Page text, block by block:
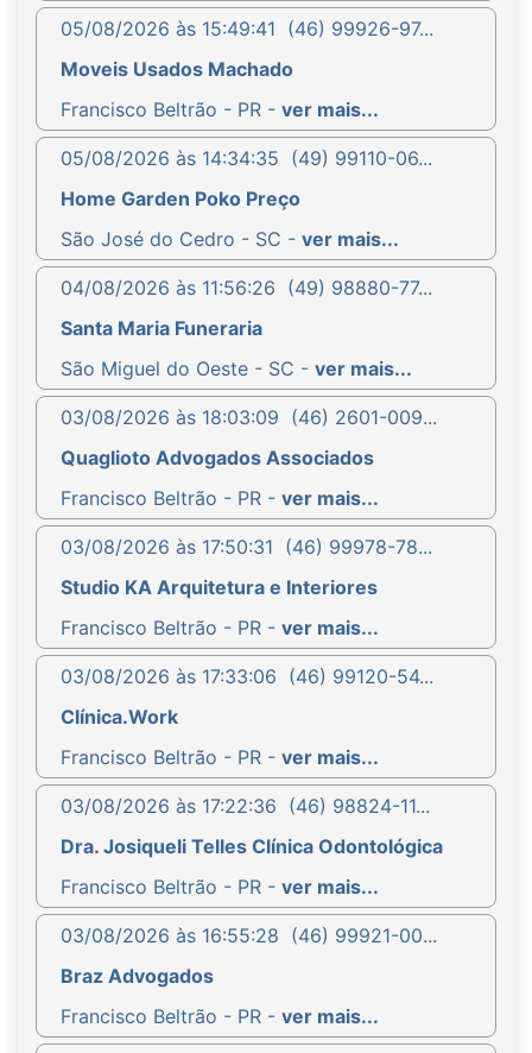
05/08/2026 às 15:49:41 (46) 99926-97...
Moveis Usados Machado
Francisco Beltrão - PR - ver mais...
05/08/2026 às 14:34:35 (49) 99110-06...
Home Garden Poko Preço
São José do Cedro - SC - ver mais...
04/08/2026 às 11:56:26 (49) 98880-77...
Santa Maria Funeraria
São Miguel do Oeste - SC - ver mais...
03/08/2026 às 18:03:09 (46) 2601-009...
Quaglioto Advogados Associados
Francisco Beltrão - PR - ver mais...
03/08/2026 às 17:50:31 (46) 99978-78...
Studio KA Arquitetura e Interiores
Francisco Beltrão - PR - ver mais...
03/08/2026 às 17:33:06 (46) 99120-54...
Clínica.Work
Francisco Beltrão - PR - ver mais...
03/08/2026 às 17:22:36 (46) 98824-11...
Dra. Josiqueli Telles Clínica Odontológica
Francisco Beltrão - PR - ver mais...
03/08/2026 às 16:55:28 (46) 99921-00...
Braz Advogados
Francisco Beltrão - PR - ver mais...